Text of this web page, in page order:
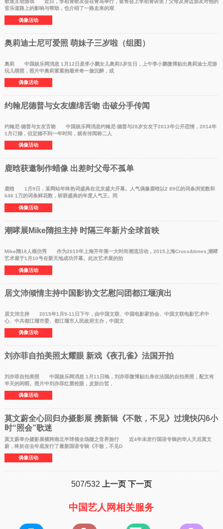
歌迷互动游戏 近日，李柏霄歌友会在青岛举行，签售会上李柏霄讲述了父母及身边朋友对他的
音乐道路上的影响与帮助，也介绍了一路走来的艰
偶像活动
奥莉迪士尼可爱照 萌妹子三岁啦（组图）
奥莉 中国娱乐网消息 1月12日是李小鹏女儿奥莉3岁生日，上午李小鹏微博贴出奥莉迪士尼游
玩儿萌照，照片中奥莉紧紧抱着米奇一脸沉醉，或
偶像活动
约翰尼德普与女友缠绵舌吻 击破分手传闻
约翰尼·德普与女友舌吻 中国娱乐网消息约翰尼·德普与28岁女友于2013年公开恋情，2014年
1月订婚，但定婚不到一年时间，就有传闻称二人
偶像活动
鹿晗获邀制作蜡像 出差时父母不孤单
鹿晗 1月9日，某网站年终热词盛典在北京盛大开幕。人气偶像鹿晗以2 89亿的词条浏览数和
646 1万的词条鲜花数，斩获盛典的年度人气王。同
偶像活动
潮哮展Mike隋担主持 时隔三年新片全球首映
Mike隋18人模仿秀 作为2015年上海开年第一大时尚潮流活动，2015上海Crocs&times;潮哮
艺术展于1月10号在新天地成功开幕。此次艺术展的拍
偶像活动
居文沛倾情主持中国影协文艺慰问团都江堰演出
居文沛主持 2015年1月9-11日下午，由中国文联、中国电影家协会、中国文联电影艺术中
心、中共都江堰市委、都江堰市人民政府主办，中国文
偶像活动
刘亦菲自拍美照太耀眼 新戏《夜孔雀》法国开拍
刘亦菲自拍美照 中国娱乐网消息 1月11日晚，刘亦菲微博贴出身在法国的自拍美照，配文有
半天的闲暇。照片中刘亦菲红唇抢眼，皮肤白皙，
偶像活动
莫文蔚全心回归办摄影展 携新辑《不散，不见》过境快闪6小
时“照会”歌迷
莫文蔚举办摄影展横跨南北半球领全场随之世界旅行 近4年未发行国语专辑的华人天后莫文
蔚，终於在去年底发行了最新国语专辑《不散，不见D
偶像活动
507/532 上一页 下一页
中国艺人网相关服务